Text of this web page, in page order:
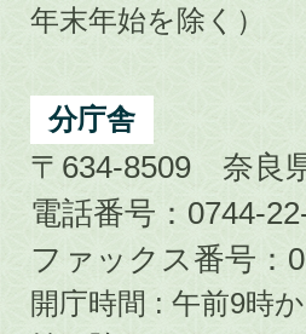
年末年始を除く）
分庁舎
〒634-8509 奈良
電話番号：0744-
ファックス番号：
開庁時間 : 午前9時